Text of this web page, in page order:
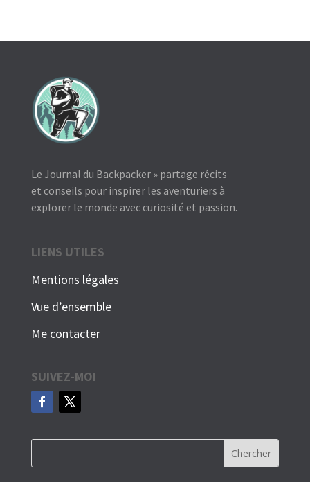
Le Journal du Backpacker » partage récits
et conseils pour inspirer les aventuriers à
explorer le monde avec curiosité et passion.
LIENS UTILES
Mentions légales
Vue d’ensemble
Me contacter
SUIVEZ-MOI